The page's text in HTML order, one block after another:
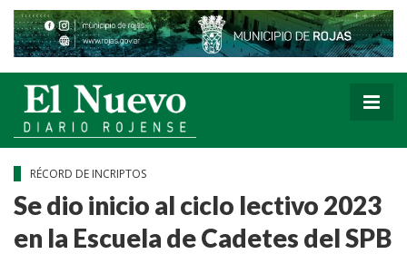
RÉCORD DE INCRIPTOS
Se dio inicio al ciclo lectivo 2023
en la Escuela de Cadetes del SPB